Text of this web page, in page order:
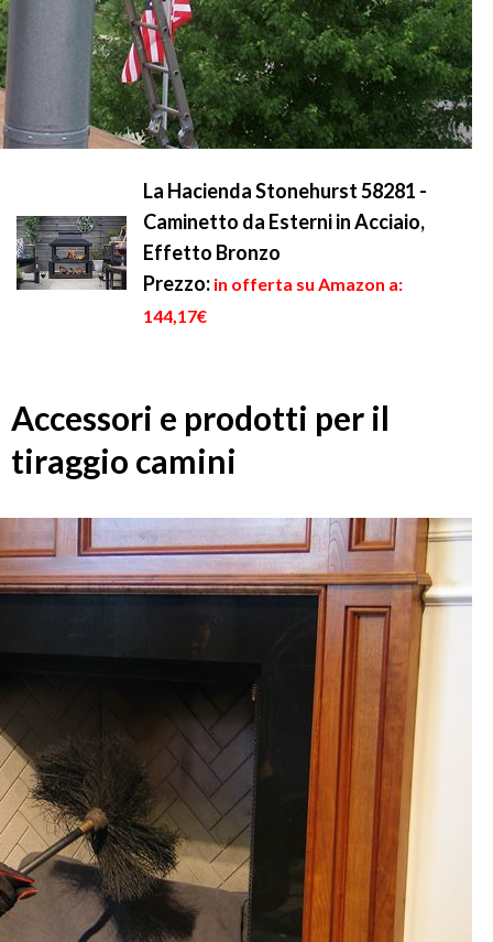
La Hacienda Stonehurst 58281 -
Caminetto da Esterni in Acciaio,
Effetto Bronzo
Prezzo: in offerta su Amazon a:
144,17€
Accessori e prodotti per il
tiraggio camini